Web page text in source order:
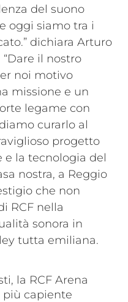
del suono
oggi siamo tra i
dichiara Arturo
“Dare il nostro
noi motivo
missione e un
legame con
curarlo al
progetto
e la tecnologia del
nostra, a Reggio
che non
RCF nella
sonora in
tutta emiliana.
la RCF Arena
più capiente